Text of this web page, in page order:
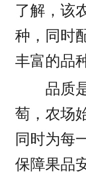
了解，该
种，同时
丰富的品
品质
萄，农场
同时为每
保障果品